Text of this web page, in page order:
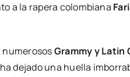
a la rapera colombiana
numerososGrammy y Latin
dejado una huella